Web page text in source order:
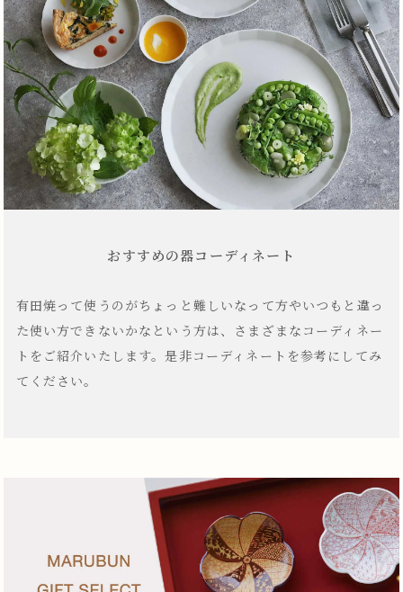
おすすめの器コーディネート
有田焼って使うのがちょっと難しいなって方やいつもと違っ
た使い方できないかなという方は、さまざまなコーディネー
トをご紹介いたします。是非コーディネートを参考にしてみ
てください。